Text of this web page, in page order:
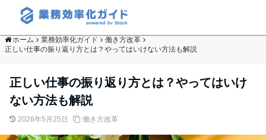
ホーム 業務効率化ガイド
働き方改革
正しい仕事の振り返り方とは？やってはいけない方法も解説
正しい仕事の振り返り方とは？やってはいけ
ない方法も解説
2026年5月25日 働き方改革